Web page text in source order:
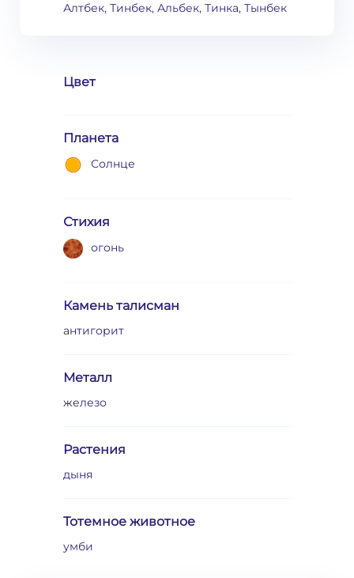
Алтбек, Тинбек, Альбек, Тинка, Тынбек
Цвет
Планета
Солнце
Стихия
огонь
Камень талисман
антигорит
Металл
железо
Растения
дыня
Тотемное животное
умби